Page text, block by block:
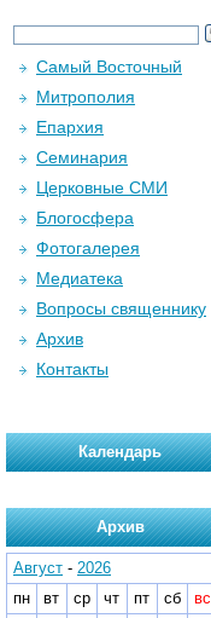
Самый Восточный
Митрополия
Епархия
Семинария
Церковные СМИ
Блогосфера
Фотогалерея
Медиатека
Вопросы священнику
Архив
Контакты
Календарь
Архив
Август - 2026
пн
вт ср чт пт сб
вс